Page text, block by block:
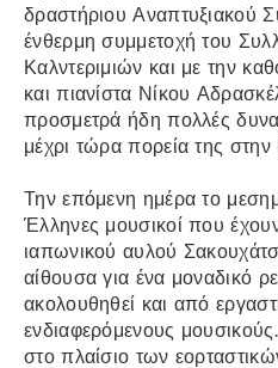
δραστήριου Αναπτυξιακού
ένθερμη συμμετοχή του
Καλντεριμιών και με την
και πιανίστα Νίκου
προσμετρά ήδη πολλές
μέχρι τώρα πορεία της στην
Την επόμενη ημέρα το
Έλληνες μουσικοί που
ιαπωνικού αυλού
αίθουσα για ένα μοναδικό
ακολουθηθεί και από
ενδιαφερόμενους
στο πλαίσιο των